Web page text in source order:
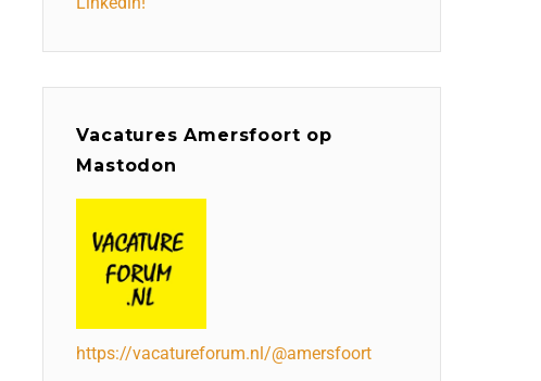
Vacatures Amersfoort op
Mastodon
https://vacatureforum.nl/@amersfoort